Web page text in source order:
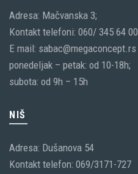
Adresa: Mačvanska 3;
Kontakt telefoni: 060/ 345 64 00
E mail: sabac@megaconcept.rs
ponedeljak – petak: od 10-18h;
subota: od 9h – 15h
NIŠ
Adresa: Dušanova 54
Kontakt telefon: 069/3171-727